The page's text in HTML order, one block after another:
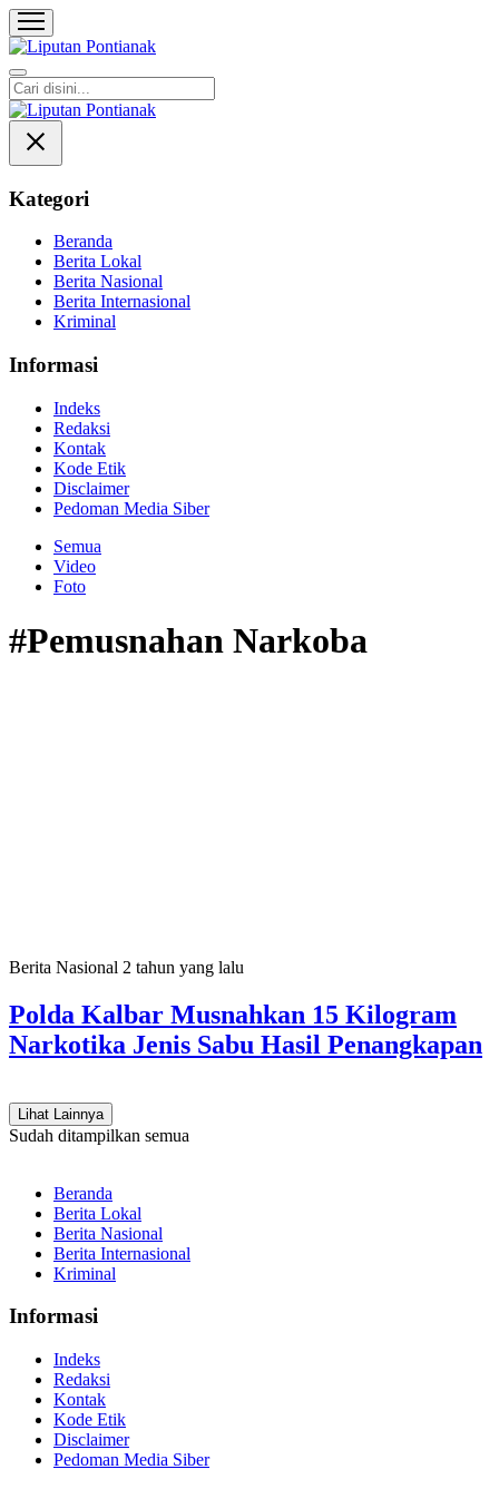
Liputan Pontianak
Berita Terkini dan TerUpdate
Kategori
Beranda
Berita Lokal
Berita Nasional
Berita Internasional
Kriminal
Informasi
Indeks
Redaksi
Kontak
Kode Etik
Disclaimer
Pedoman Media Siber
Semua
Video
Foto
#Pemusnahan Narkoba
Berita Nasional 2 tahun yang lalu
Polda Kalbar Musnahkan 15 Kilogram
Narkotika Jenis Sabu Hasil Penangkapan
Lihat Lainnya
Sudah ditampilkan semua
Beranda
Berita Lokal
Berita Nasional
Berita Internasional
Kriminal
Informasi
Indeks
Redaksi
Kontak
Kode Etik
Disclaimer
Pedoman Media Siber